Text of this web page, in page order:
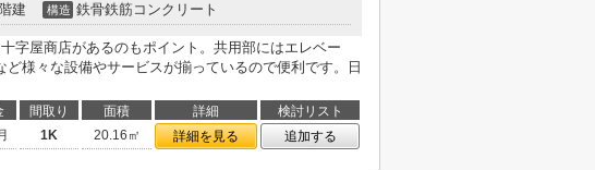
建 構造 鉄骨鉄筋コンクリート
字屋商店があるのもポイント。共用部にはエレベー
ど様々な設備やサービスが揃っているので便利です。日
間取り 面積 詳細
検討リスト
1K 20.16㎡ 詳細を見る 追加する